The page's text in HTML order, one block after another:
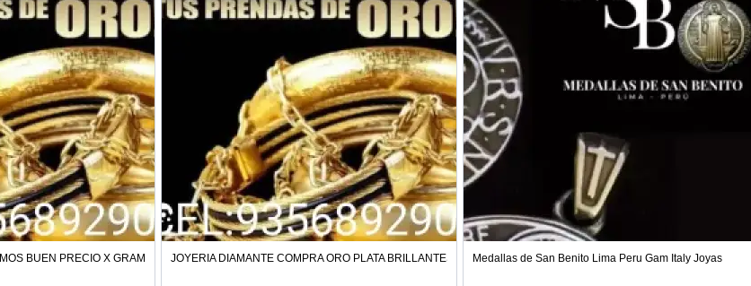
BUEN PRECIO X GRAMO 205 DOLARES 935689290JOYERIA DIAMANTE COMPRA ORO PLATA BRILLANTES 205 X GR LIMA PERU 935689290
Medallas de San Benito Lima Peru Gam Italy Joyas